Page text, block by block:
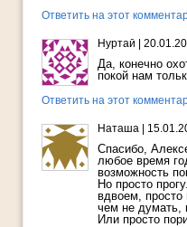
Ответить на этот
Нуртай |
Да, конечно
покой нам
Ответить на этот
Наташа |
Спасибо,
любое время
возможность
Но просто
вдвоем, просто
чем не думать,
Или просто